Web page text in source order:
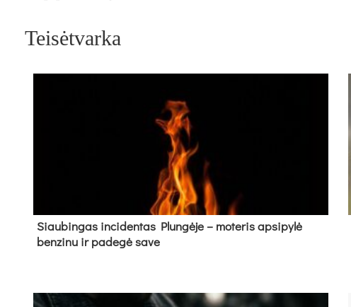
Teisėtvarka
Siau­bin­gas in­ci­den­tas Plun­gė­je – mo­te­ris ap­si­py­lė
ben­zi­nu ir pa­de­gė sa­ve